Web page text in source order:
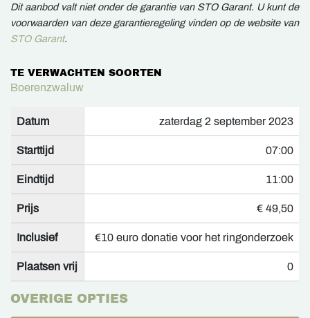
Dit aanbod valt niet onder de garantie van STO Garant. U kunt de
voorwaarden van deze garantieregeling vinden op de website van
STO Garant.
TE VERWACHTEN SOORTEN
Boerenzwaluw
Datum zaterdag 2 september 2023
Starttijd 07:00
Eindtijd 11:00
Prijs € 49,50
Inclusief €10 euro donatie voor het ringonderzoek
Plaatsen vrij 0
OVERIGE OPTIES